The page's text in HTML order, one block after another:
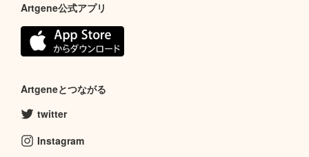
Artgene公式アプリ
Artgeneとつながる
twitter
Instagram